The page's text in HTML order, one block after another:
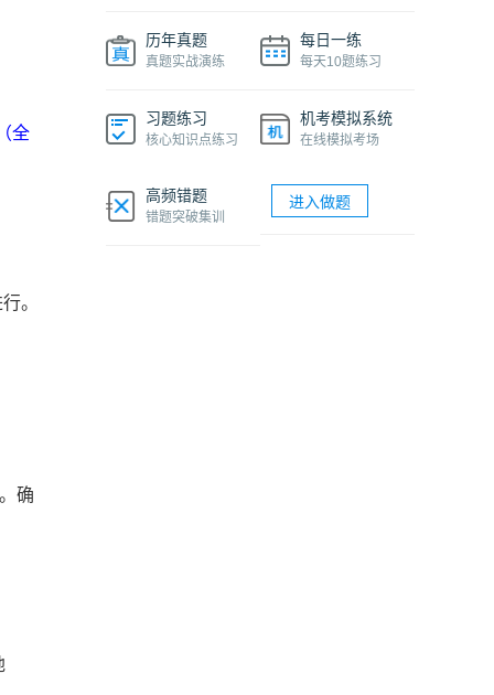
全
。
确
费课程
机考系统操作流程及画图讲解
软考网络工程师视频课程
历年真题
真题实战演练
每日一练
每天10题练习
习题练习
核心知识点练习
机考模拟系统
在线模拟考场
高频错题
错题突破集训
进入做题